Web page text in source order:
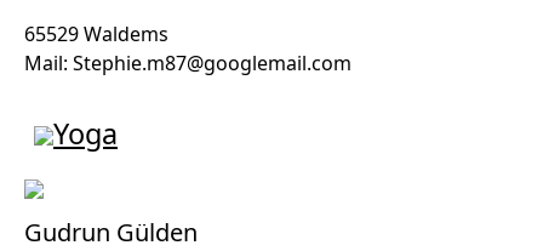
65529 Waldems
Mail: Stephie.m87@googlemail.com
Yoga
Gudrun Gülden